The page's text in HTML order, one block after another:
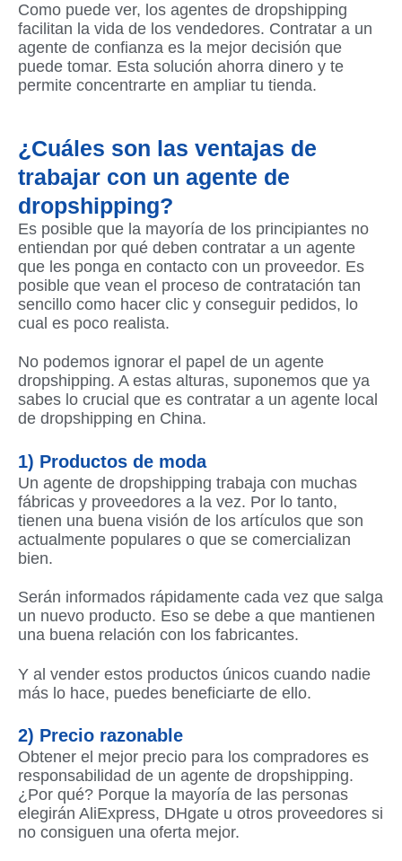
Como puede ver, los agentes de dropshipping
facilitan la vida de los vendedores. Contratar a un
agente de confianza es la mejor decisión que
puede tomar. Esta solución ahorra dinero y te
permite concentrarte en ampliar tu tienda.
¿Cuáles son las ventajas de
trabajar con un agente de
dropshipping?
Es posible que la mayoría de los principiantes no
entiendan por qué deben contratar a un agente
que les ponga en contacto con un proveedor. Es
posible que vean el proceso de contratación tan
sencillo como hacer clic y conseguir pedidos, lo
cual es poco realista.
No podemos ignorar el papel de un agente
dropshipping. A estas alturas, suponemos que ya
sabes lo crucial que es contratar a un agente local
de dropshipping en China.
1) Productos de moda
Un agente de dropshipping trabaja con muchas
fábricas y proveedores a la vez. Por lo tanto,
tienen una buena visión de los artículos que son
actualmente populares o que se comercializan
bien.
Serán informados rápidamente cada vez que salga
un nuevo producto. Eso se debe a que mantienen
una buena relación con los fabricantes.
Y al vender estos productos únicos cuando nadie
más lo hace, puedes beneficiarte de ello.
2) Precio razonable
Obtener el mejor precio para los compradores es
responsabilidad de un agente de dropshipping.
¿Por qué? Porque la mayoría de las personas
elegirán AliExpress, DHgate u otros proveedores si
no consiguen una oferta mejor.